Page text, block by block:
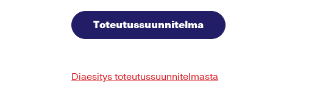
Toteutussuunnitelma
Diaesitys toteutussuunnitelmasta